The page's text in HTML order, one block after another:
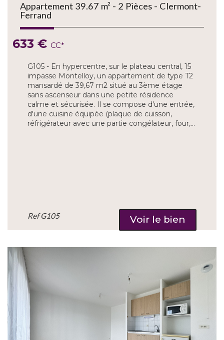
Appartement 39.67 m² - 2 Pièces - Clermont-
Ferrand
633 € CC*
G105 - En hypercentre, sur le plateau central, 15
impasse Montelloy, un appartement de type T2
mansardé de 39,67 m2 situé au 3ème étage
sans ascenseur dans une petite résidence
calme et sécurisée. Il se compose d'une entrée,
d'une cuisine équipée (plaque de cuisson,
réfrigérateur avec une partie congélateur, four,...
RefG105 Voir le bien